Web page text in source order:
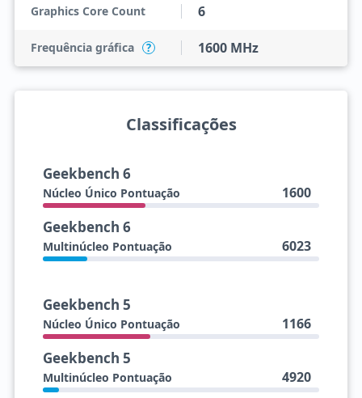
Graphics Core Count 6
Frequência gráfica ? 1600 MHz
Classificações
Geekbench 6
Núcleo Único Pontuação 1600
Geekbench 6
Multinúcleo Pontuação 6023
Geekbench 5
Núcleo Único Pontuação 1166
Geekbench 5
Multinúcleo Pontuação 4920